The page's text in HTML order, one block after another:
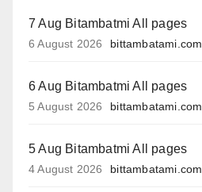
7 Aug Bitambatmi All pages
6 August 2026 bittambatami.com
6 Aug Bitambatmi All pages
5 August 2026 bittambatami.com
5 Aug Bitambatmi All pages
4 August 2026 bittambatami.com